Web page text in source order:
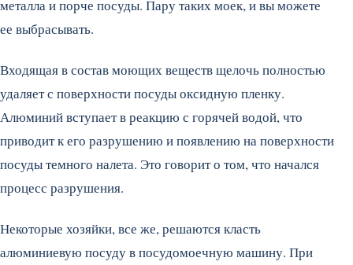
металла и порче посуды. Пару таких моек, и вы можете
ее выбрасывать.
Входящая в состав моющих веществ щелочь полностью
удаляет с поверхности посуды оксидную пленку.
Алюминий вступает в реакцию с горячей водой, что
приводит к его разрушению и появлению на поверхности
посуды темного налета. Это говорит о том, что начался
процесс разрушения.
Некоторые хозяйки, все же, решаются класть
алюминиевую посуду в посудомоечную машину. При